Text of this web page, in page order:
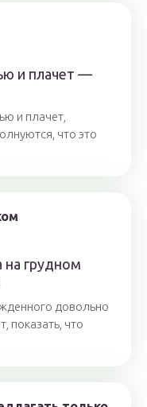
и плачет —
и плачет,
что это
на грудном
довольно
показать, что